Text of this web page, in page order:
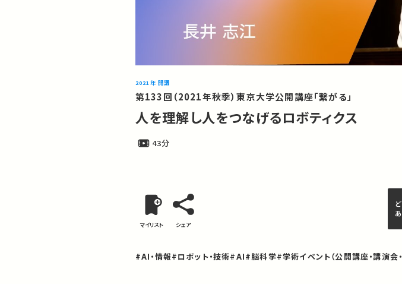
2021年 開講
第133回（2021年秋季）東京大学公開講座「繋がる」
人を理解し人をつなげるロボティクス
43分
マイリスト シェア
#AI・情報#ロボット・技術#AI#脳科学#学術イベント（公開講座・講演会